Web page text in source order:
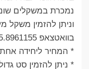
בוואטצאפ 055.8961155
* המחיר ליחידה
* ניתן להזמין סט